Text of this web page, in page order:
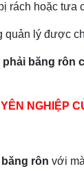
rách hoặc tưa
quản lý được
phải băng rôn c
NGHIỆP
rôn với